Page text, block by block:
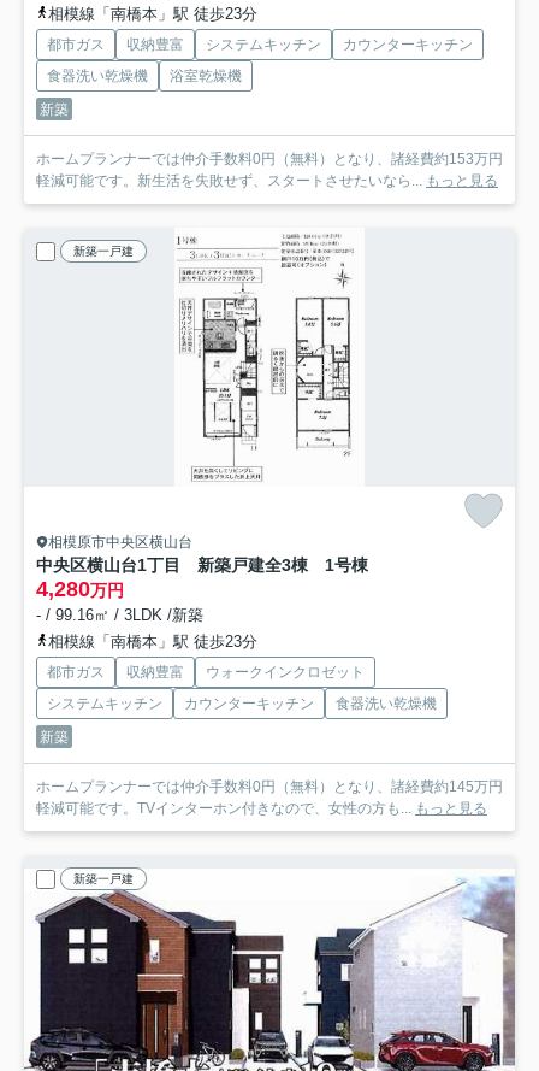
相模線「南橋本」駅 徒歩23分
都市ガス 収納豊富 システムキッチン
カウンターキッチン
食器洗い乾燥機
浴室乾燥機
新築
ホームプランナーでは仲介手数料0円（無料）となり、諸経費約153万円
軽減可能です。新生活を失敗せず、スタートさせたいなら... もっと見る
新築一戸建
相模原市中央区横山台
中央区横山台1丁目 新築戸建全3棟 1号棟
4,280万円
- / 99.16㎡ / 3LDK /新築
相模線「南橋本」駅 徒歩23分
都市ガス 収納豊富
ウォークインクロゼット
システムキッチン
カウンターキッチン
食器洗い乾燥機
新築
ホームプランナーでは仲介手数料0円（無料）となり、諸経費約145万円
軽減可能です。TVインターホン付きなので、女性の方も... もっと見る
新築一戸建